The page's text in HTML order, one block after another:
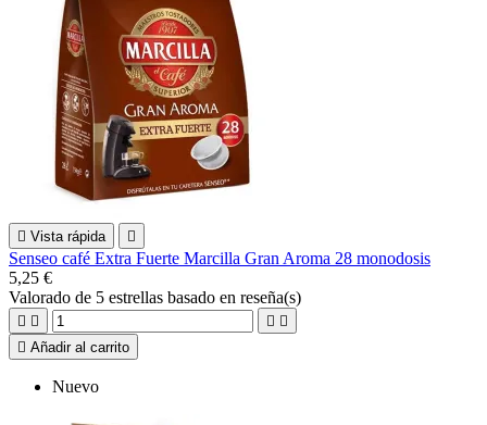
 Vista rápida 
Senseo café Extra Fuerte Marcilla Gran Aroma 28 monodosis
5,25 €
Valorado de 5 estrellas basado en reseña(s)
   
 Añadir al carrito
Nuevo